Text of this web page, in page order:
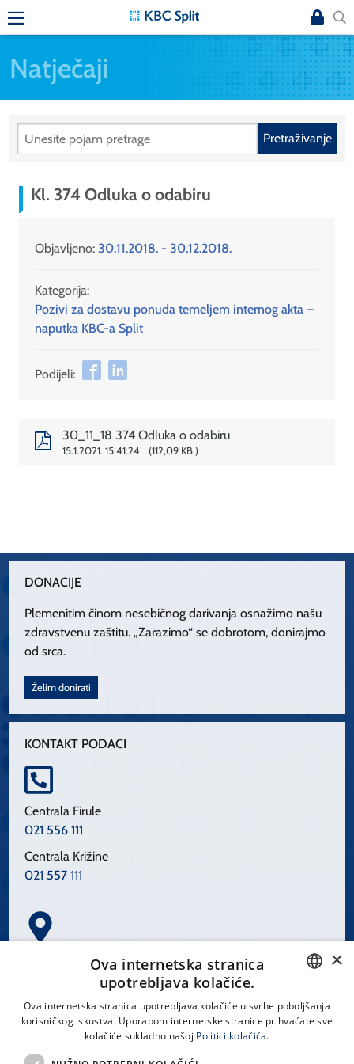
Natječaji
Pretraživanje
Kl. 374 Odluka o odabiru
Objavljeno: 30.11.2018. - 30.12.2018.
Kategorija:
Pozivi za dostavu ponuda temeljem internog akta –
naputka KBC-a Split
Podijeli:
30_11_18 374 Odluka o odabiru
15.1.2021. 15:41:24 112,09 KB
DONACIJE
Plemenitim činom nesebičnog darivanja osnažimo našu
zdravstvenu zaštitu. „Zarazimo“ se dobrotom, donirajmo
od srca.
Želim donirati
KONTAKT PODACI
Centrala Firule
021 556 111
Centrala Križine
021 557 111
Spinčićeva 1, 21000 Split
CROATIAN
×
Ova internetska stranica
upotrebljava kolačiće.
Ova internetska stranica upotrebljava kolačiće u svrhe poboljšanja
korisničkog iskustva. Uporabom internetske stranice prihvaćate sve
kolačiće sukladno našoj Politici kolačića.